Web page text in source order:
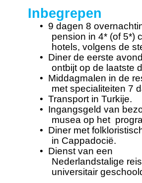
Inbegrepen
• 9 dagen 8
pension in 4* (of 5*)
hotels, volgens de
• Diner de eerste
ontbijt op de laatste
• Middagmalen in de
met specialiteiten 7
• Transport in Turkije.
• Ingangsgeld van
musea op het
• Diner met
in Cappadocië.
• Dienst van een
Nederlandstalige
universitair